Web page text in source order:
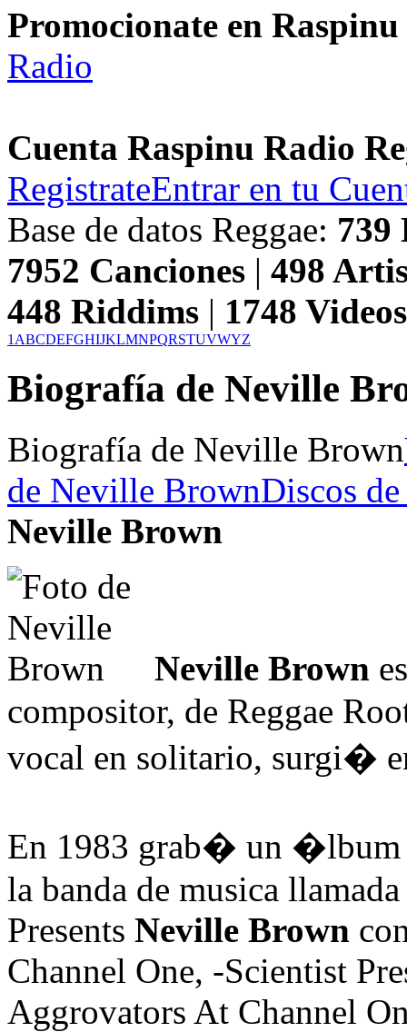
Promocionate en
Radio
Cuenta Raspinu Radio
RegistrateEntrar en tu
Base de datos Reggae: 739
7952 Canciones | 498
448 Riddims | 1748
1 ABCDEFGHIJKLMNPQRSTUVWYZ
Biografía de Neville
Biografía de Neville Brown
de Neville BrownDiscos
Neville Brown
Neville Brown
compositor, de Reggae
vocal en solitario, surgi�
En 1983 grab� un �lbum
la banda de musica
Presents Neville Brown
Channel One, -Scientist
Aggrovators At Channel